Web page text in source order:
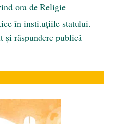
ora de Religie
în instituțiile statului.
și răspundere publică